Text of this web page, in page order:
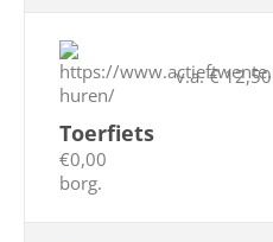
Toerfiets
€0,00
borg.
v.a. € 12,50